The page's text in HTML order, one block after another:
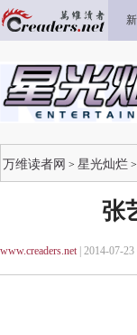
万维读者网 > 星光灿烂
张
www.creaders.net| 2014-07-23